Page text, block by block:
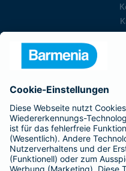
Barmenia ist Teil
Kranken-